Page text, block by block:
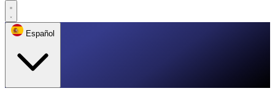
Español